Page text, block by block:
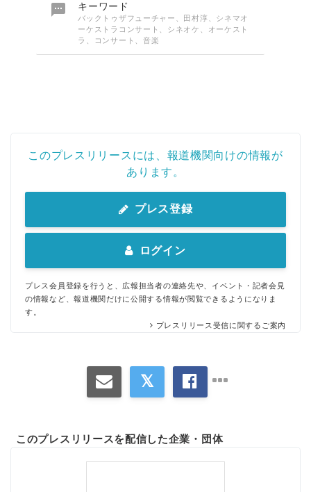
 キーワード
バックトゥザフューチャー、田村淳、シネマオ
ーケストラコンサート、シネオケ、オーケスト
ラ、コンサート、音楽
このプレスリリースには、報道機関向けの情報が
あります。
プレス登録
ログイン
プレス会員登録を行うと、広報担当者の連絡先や、イベント・記者会見
の情報など、報道機関だけに公開する情報が閲覧できるようになりま
す。
プレスリリース受信に関するご案内
このプレスリリースを配信した企業・団体